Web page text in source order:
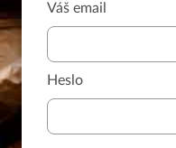
Váš email
Heslo